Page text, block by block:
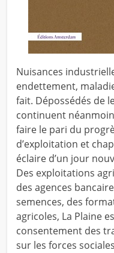
Nuisances
endettement,
fait. Dépossédés de
continuent
faire le pari du
d’exploitation et
éclaire d’un jour
Des exploitations
des agences
semences, des
agricoles, La Plaine
consentement des
sur les forces